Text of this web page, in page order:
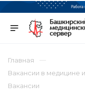
Главная
Вакансии в медицине
Вакансии